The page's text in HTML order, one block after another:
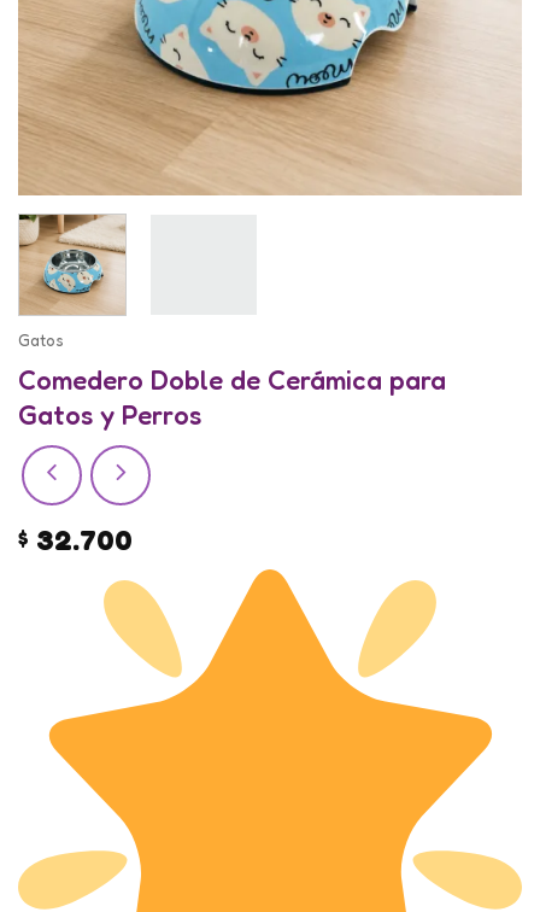
Gatos
Comedero Doble de Cerámica para
Gatos y Perros
$ 32.700